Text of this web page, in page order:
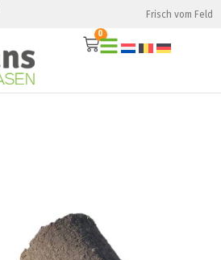
Frisch vom Feld
0